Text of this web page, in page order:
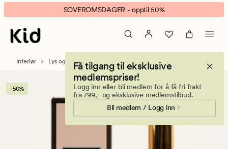
Fresh
cotton
matt
romspray
banner.
Klikk
ESCAPE
pause.
SOVEROMSDAGER - opptil 50%
Få tilgang til eksklusive
medlemspriser!
Logg inn eller bli medlem for å få fri frakt
fra 799,- og eksklusive medlemstilbud.
Bli medlem / Logg inn
Interiør Lys og duftlys Duftpinner
-50%